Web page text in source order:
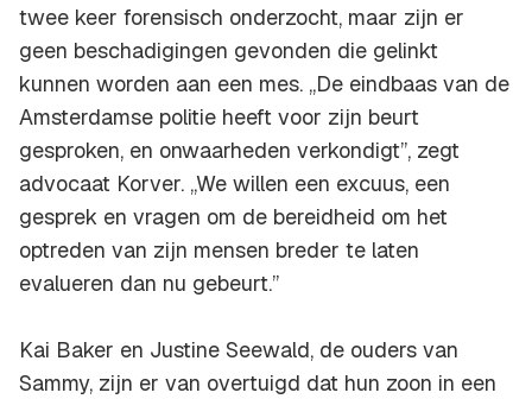
twee keer forensisch onderzocht, maar zijn er
geen beschadigingen gevonden die gelinkt
kunnen worden aan een mes. ,,De eindbaas van de
Amsterdamse politie heeft voor zijn beurt
gesproken, en onwaarheden verkondigt”, zegt
advocaat Korver. ,,We willen een excuus, een
gesprek en vragen om de bereidheid om het
optreden van zijn mensen breder te laten
evalueren dan nu gebeurt.”
Kai Baker en Justine Seewald, de ouders van
Sammy, zijn er van overtuigd dat hun zoon in een